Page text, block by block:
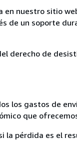
en nuestro sitio
de un soporte
derecho de
los gastos de
que
la pérdida es el